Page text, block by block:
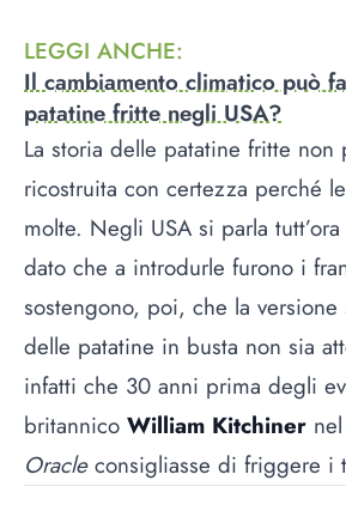
LEGGI ANCHE:
Il cambiamento climatico può
patatine fritte negli USA?
La storia delle patatine fritte non
ricostruita con certezza perché le
molte. Negli USA si parla
dato che a introdurle furono i
sostengono, poi, che la versione
delle patatine in busta non sia
infatti che 30 anni prima degli
britannico William Kitchiner
Oracleconsigliasse di friggere i